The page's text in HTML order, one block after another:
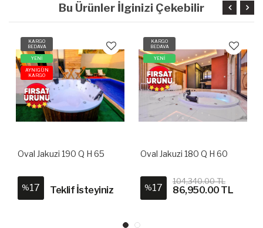
Bu Ürünler İlginizi Çekebilir
KARGO
BEDAVA
YENİ
AYNIGÜN
KARGO
Oval Jakuzi 190 Q H 65
%17 Teklif İsteyiniz
KARGO
BEDAVA
YENİ
Oval Jakuzi 180 Q H 60
%17
104,340.00 TL
86,950.00 TL